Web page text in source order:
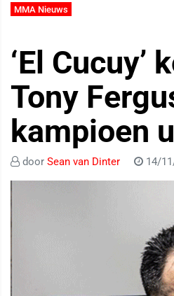
MMA Nieuws
‘El
Tony
kampioen
door Sean van Dinter 14/